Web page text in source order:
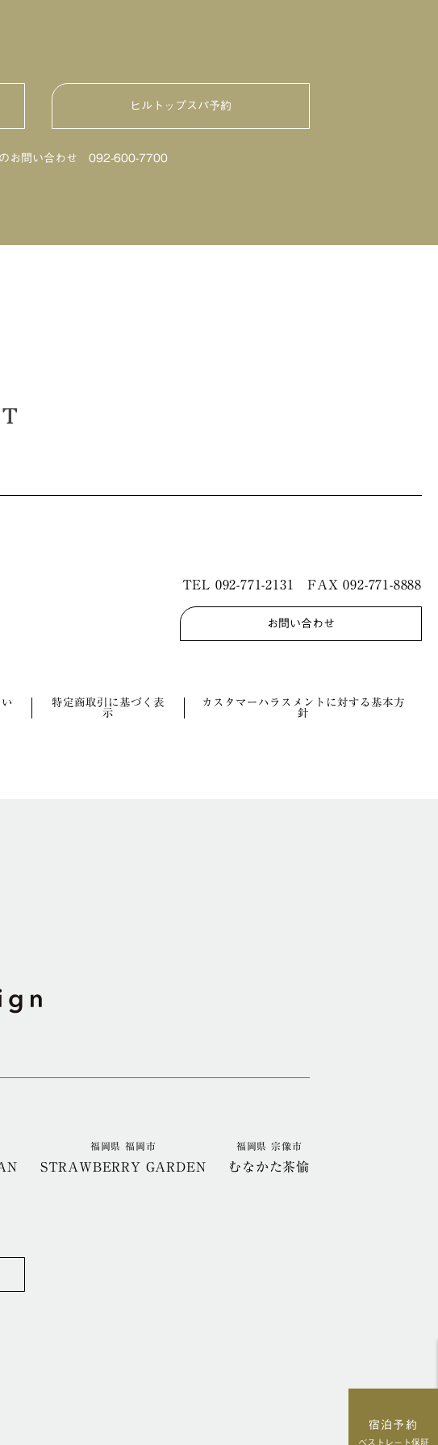
宿泊予約
ベストレート保証
ヒルトップスパ予約
お問い合わせ 092-600-7700
TEL 092-771-2131 FAX 092-771-8888
お問い合わせ
特定商取引に基づく表
示
カスタマーハラスメントに対する基本方
針
福岡県 福岡市
STRAWBERRY GARDEN
福岡県 宗像市
むなかた茶愉